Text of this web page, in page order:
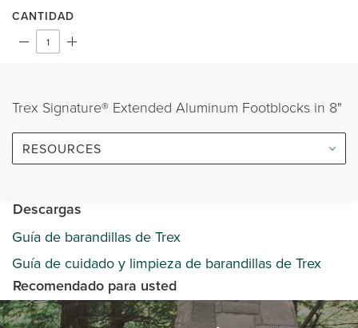
CANTIDAD
Trex Signature® Extended Aluminum Footblocks in 8"
RESOURCES
Descargas
Guía de barandillas de Trex
Guía de cuidado y limpieza de barandillas de Trex
Recomendado para usted